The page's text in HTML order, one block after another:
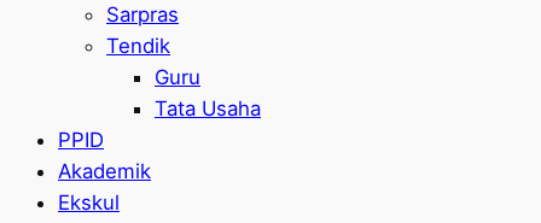
Sarpras
Tendik
Guru
Tata Usaha
PPID
Akademik
Ekskul